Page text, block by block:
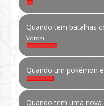
Quando tem batalhas
Votos)
Quando um pokémon
Quando tem uma nova